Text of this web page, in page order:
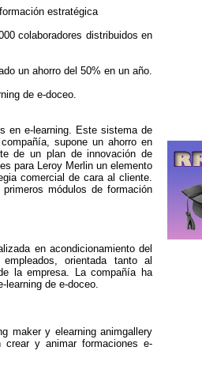
estratégica
colaboradores distribuidos en
un ahorro del 50% en un año.
de e-doceo.
en e-learning. Este sistema de
supone un ahorro en
de un plan de innovación de
para Leroy Merlin un elemento
comercial de cara al cliente.
módulos de formación
en acondicionamiento del
orientada tanto al
la empresa. La compañía ha
learning de e-doceo.
maker y elearning animgallery
crear y animar formaciones e-